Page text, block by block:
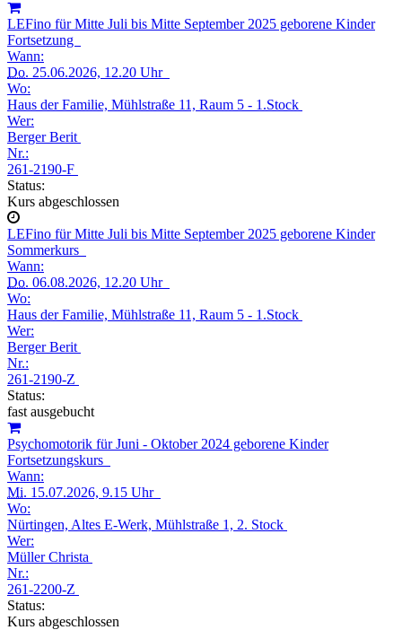
LEFino für Mitte Juli bis Mitte September 2025 geborene Kinder
Fortsetzung
Wann:
Do. 25.06.2026, 12.20 Uhr
Wo:
Haus der Familie, Mühlstraße 11, Raum 5 - 1.Stock
Wer:
Berger Berit
Nr.:
261-2190-F
Status:
Kurs abgeschlossen
LEFino für Mitte Juli bis Mitte September 2025 geborene Kinder
Sommerkurs
Wann:
Do. 06.08.2026, 12.20 Uhr
Wo:
Haus der Familie, Mühlstraße 11, Raum 5 - 1.Stock
Wer:
Berger Berit
Nr.:
261-2190-Z
Status:
fast ausgebucht
Psychomotorik für Juni - Oktober 2024 geborene Kinder
Fortsetzungskurs
Wann:
Mi. 15.07.2026, 9.15 Uhr
Wo:
Nürtingen, Altes E-Werk, Mühlstraße 1, 2. Stock
Wer:
Müller Christa
Nr.:
261-2200-Z
Status:
Kurs abgeschlossen